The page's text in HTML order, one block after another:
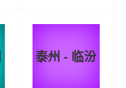
泰州 - 临汾